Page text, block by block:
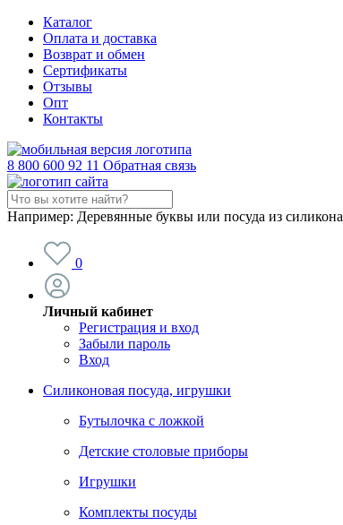
Каталог
Оплата и доставка
Возврат и обмен
Сертификаты
Отзывы
Опт
Контакты
8 800 600 92 11 Обратная связь
Например: Деревянные буквы или посуда из силикона
0
Личный кабинет
Регистрация и вход
Забыли пароль
Вход
Силиконовая посуда, игрушки
Бутылочка с ложкой
Детские столовые приборы
Игрушки
Комплекты посуды